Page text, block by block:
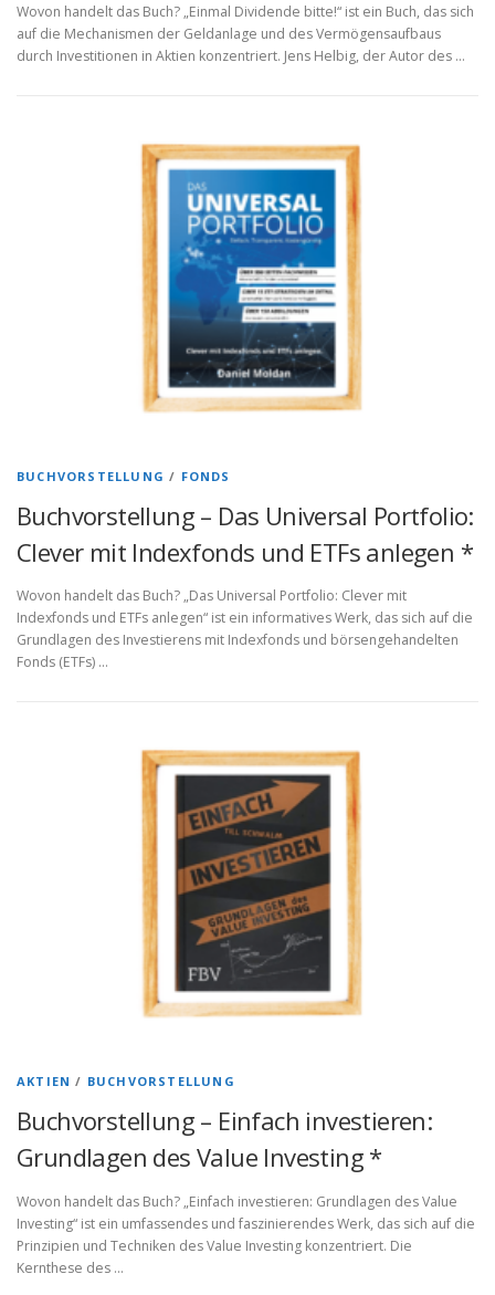
Wovon handelt das Buch? „Einmal Dividende bitte!“ ist ein Buch, das sich
auf die Mechanismen der Geldanlage und des Vermögensaufbaus
durch Investitionen in Aktien konzentriert. Jens Helbig, der Autor des …
BUCHVORSTELLUNG / FONDS
Buchvorstellung – Das Universal Portfolio:
Clever mit Indexfonds und ETFs anlegen *
Wovon handelt das Buch? „Das Universal Portfolio: Clever mit
Indexfonds und ETFs anlegen“ ist ein informatives Werk, das sich auf die
Grundlagen des Investierens mit Indexfonds und börsengehandelten
Fonds (ETFs) …
AKTIEN / BUCHVORSTELLUNG
Buchvorstellung – Einfach investieren:
Grundlagen des Value Investing *
Wovon handelt das Buch? „Einfach investieren: Grundlagen des Value
Investing“ ist ein umfassendes und faszinierendes Werk, das sich auf die
Prinzipien und Techniken des Value Investing konzentriert. Die
Kernthese des …